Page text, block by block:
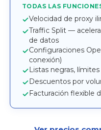
TODAS LAS
Velocidad de proxy
Traffic Split —
de datos
Configuraciones
conexión)
Listas negras,
Descuentos por
Facturación flexible